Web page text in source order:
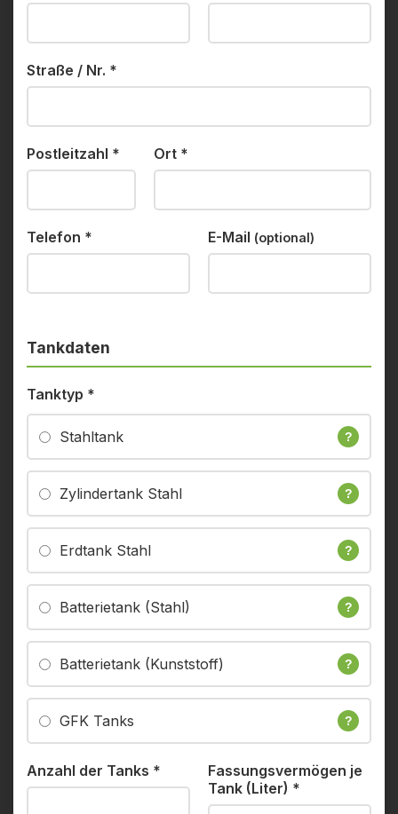
Straße / Nr. *
Postleitzahl * Ort *
Telefon * E-Mail (optional)
Tankdaten
Tanktyp *
Stahltank ?
Zylindertank Stahl ?
Erdtank Stahl ?
Batterietank (Stahl) ?
Batterietank (Kunststoff) ?
GFK Tanks ?
Anzahl der Tanks *
Fassungsvermögen je
Tank (Liter) *